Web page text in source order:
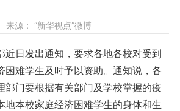
来源： “新华视点”微博
日发出通知，要求各地各校对受到
困难学生及时予以资助。通知说，各
部门要根据有关部门及学校掌握的疫
地本校家庭经济困难学生的身体和生